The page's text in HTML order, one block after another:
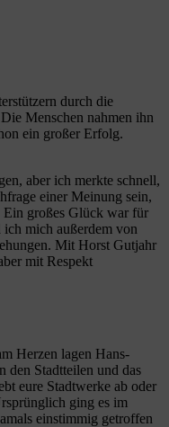
durch die
Menschen nahmen ihn
ein großer Erfolg.
aber ich merkte schnell,
einer Meinung sein,
Ein großes Glück war für
mich außerdem von
Mit Horst Gutjahr
mit Respekt
Herzen lagen Hans-
den Stadtteilen und das
eure Stadtwerke ab oder
ging es im
einstimmig getroffen